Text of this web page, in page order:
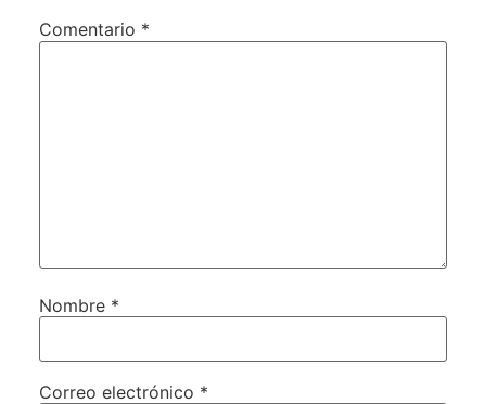
Comentario *
Nombre *
Correo electrónico *